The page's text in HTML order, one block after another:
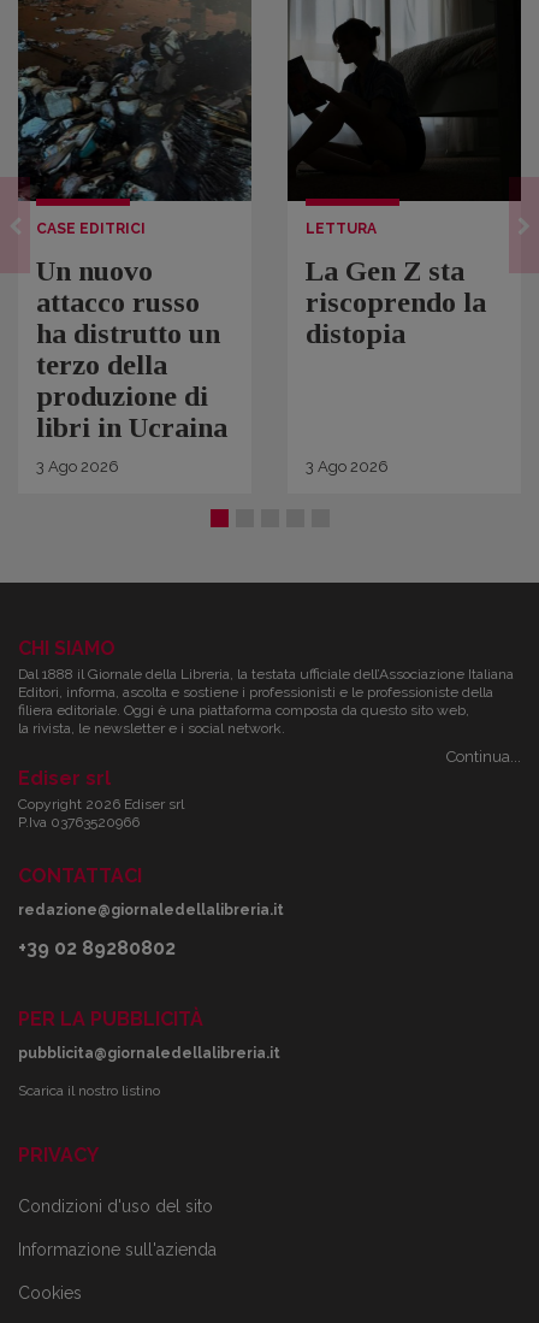
CASE EDITRICI
Un nuovo
attacco russo
ha distrutto un
terzo della
produzione di
libri in Ucraina
3 Ago 2026
LETTURA
La Gen Z sta
riscoprendo la
distopia
3 Ago 2026
CHI SIAMO
Dal 1888 il Giornale della Libreria, la testata ufficiale dell’Associazione Italiana
Editori, informa, ascolta e sostiene i professionisti e le professioniste della
filiera editoriale. Oggi è una piattaforma composta da questo sito web,
la rivista, le newsletter e i social network.
Continua...
Ediser srl
Copyright 2026 Ediser srl
P.Iva 03763520966
CONTATTACI
redazione@giornaledellalibreria.it
+39 02 89280802
PER LA PUBBLICITÀ
pubblicita@giornaledellalibreria.it
Scarica il nostro listino
PRIVACY
Condizioni d'uso del sito
Informazione sull'azienda
Cookies